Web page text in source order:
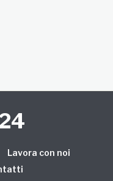
Lavora con noi